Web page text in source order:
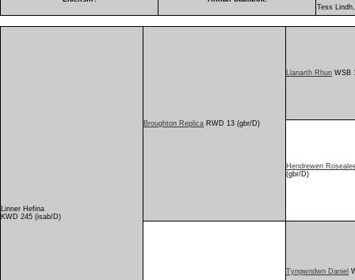
Tess
Linner Hefina
KWD 245 (isab/D)
Broughton Replica RWD 13 (gbr/D)
Llanarth Rhun WSB
Hendrewen
(gbr/D)
Tyngwndwn Daniel